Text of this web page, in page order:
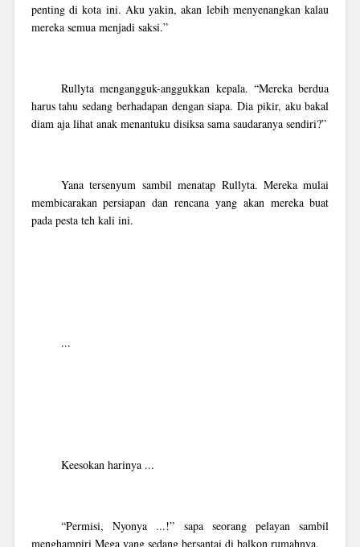
penting di kota ini. Aku yakin, akan lebih menyenangkan kalau
mereka semua menjadi saksi.”
Rullyta mengangguk-anggukkan kepala. “Mereka berdua
harus tahu sedang berhadapan dengan siapa. Dia pikir, aku bakal
diam aja lihat anak menantuku disiksa sama saudaranya sendiri?”
Yana tersenyum sambil menatap Rullyta. Mereka mulai
membicarakan persiapan dan rencana yang akan mereka buat
pada pesta teh kali ini.
...
Keesokan harinya ...
“Permisi, Nyonya ...!” sapa seorang pelayan sambil
menghampiri Mega yang sedang bersantai di balkon rumahnya.